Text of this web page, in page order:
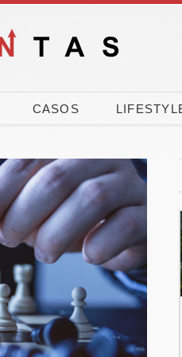
CASOS
El verano dispara la
carrera por comprar